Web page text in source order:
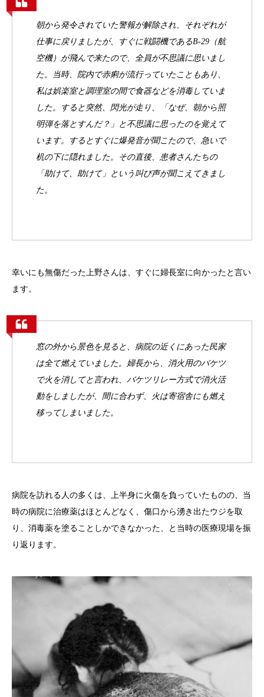
朝から発令されていた警報が解除され、それぞれが
仕事に戻りましたが、すぐに戦闘機であるB-29（航
空機）が飛んで来たので、全員が不思議に思いまし
た。当時、院内で赤痢が流行っていたこともあり、
私は娯楽室と調理室の間で食器などを消毒していま
した。すると突然、閃光が走り、「なぜ、朝から照
明弾を落とすんだ？」と不思議に思ったのを覚えて
います。するとすぐに爆発音が聞こたので、急いで
机の下に隠れました。その直後、患者さんたちの
「助けて、助けて」という叫び声が聞こえてきまし
た。
幸いにも無傷だった上野さんは、すぐに婦長室に向かったと言い
ます。
窓の外から景色を見ると、病院の近くにあった民家
は全て燃えていました。婦長から、消火用のバケツ
で火を消してと言われ、バケツリレー方式で消火活
動をしましたが、間に合わず、火は寄宿舎にも燃え
移ってしまいました。
病院を訪れる人の多くは、上半身に火傷を負っていたものの、当
時の病院に治療薬はほとんどなく、傷口から湧き出たウジを取
り、消毒薬を塗ることしかできなかった、と当時の医療現場を振
り返ります。